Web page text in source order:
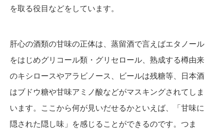
を取る役目などをしています。
肝心の酒類の甘味の正体は、蒸留酒で言えばエタノール
をはじめグリコール類・グリセロール、熟成する樽由来
のキシロースやアラビノース、ビールは残糖等、日本酒
はブドウ糖や甘味アミノ酸などがマスキングされてしま
います。ここから何が見いだせるかといえば、「甘味に
隠された隠し味」を感じることができるのです。つま